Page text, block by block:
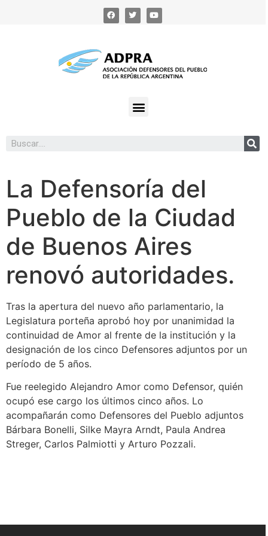
La Defensoría del
Pueblo de la Ciudad
de Buenos Aires
renovó autoridades.
Tras la apertura del nuevo año parlamentario, la
Legislatura porteña aprobó hoy por unanimidad la
continuidad de Amor al frente de la institución y la
designación de los cinco Defensores adjuntos por un
período de 5 años.
Fue reelegido Alejandro Amor como Defensor, quién
ocupó ese cargo los últimos cinco años. Lo
acompañarán como Defensores del Pueblo adjuntos
Bárbara Bonelli, Silke Mayra Arndt, Paula Andrea
Streger, Carlos Palmiotti y Arturo Pozzali.